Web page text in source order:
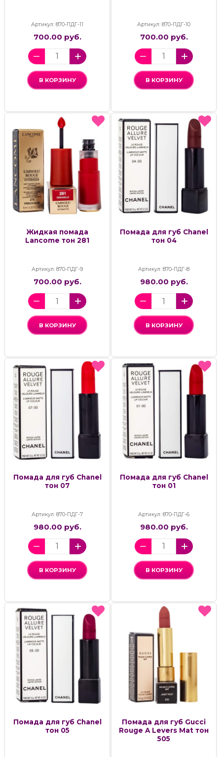
Артикул: 870-ПДГ-11
700.00 руб.
В КОРЗИНУ
Артикул: 870-ПДГ-10
700.00 руб.
В КОРЗИНУ
Жидкая помада
Lancome тон 281
Артикул: 870-ПДГ-9
700.00 руб.
В КОРЗИНУ
Помада для губ Chanel
тон 04
Артикул: 870-ПДГ-8
980.00 руб.
В КОРЗИНУ
Помада для губ Chanel
тон 07
Артикул: 870-ПДГ-7
980.00 руб.
В КОРЗИНУ
Помада для губ Chanel
тон 01
Артикул: 870-ПДГ-6
980.00 руб.
В КОРЗИНУ
Помада для губ Chanel
тон 05
Помада для губ Gucci
Rouge A Levers Mat тон
505